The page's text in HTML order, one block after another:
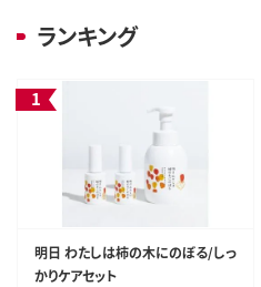
ランキング
明日 わたしは柿の木にのぼる/しっ
かりケアセット